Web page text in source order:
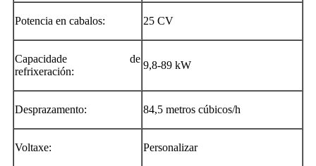
Potencia en cabalos: 25 CV
Capacidade de
refrixeración:
9,8-89 kW
Desprazamento: 84,5 metros cúbicos/h
Voltaxe: Personalizar